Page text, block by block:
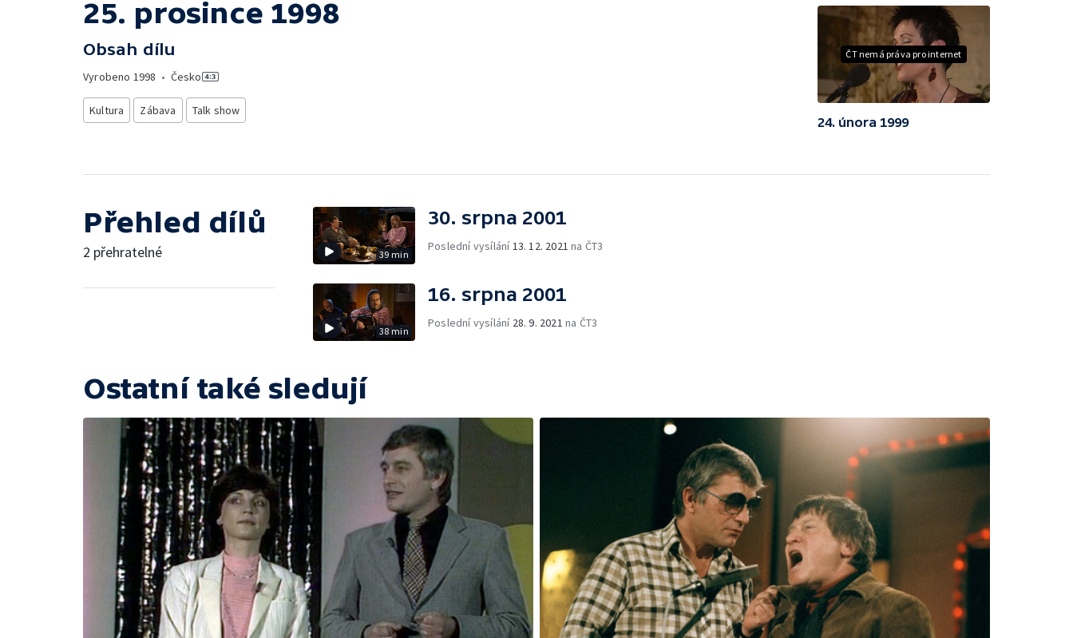
25. prosince 1998
Obsah dílu
Vyrobeno 1998 • Česko
Kultura Zábava Talk show
ČT nemá práva pro internet
24. února 1999
Přehled dílů
2 přehratelné 39 min
30. srpna 2001
Poslední vysílání 13. 12. 2021 na ČT3
38 min
16. srpna 2001
Poslední vysílání 28. 9. 2021 na ČT3
Ostatní také sledují